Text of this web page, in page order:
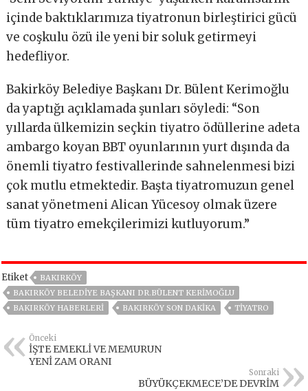
içinde baktıklarımıza tiyatronun birleştirici gücü
ve coşkulu özü ile yeni bir soluk getirmeyi
hedefliyor.
Bakirköy Belediye Başkanı Dr. Bülent Kerimoğlu
da yaptığı açıklamada şunları söyledi: “Son
yıllarda ülkemizin seçkin tiyatro ödüllerine adeta
ambargo koyan BBT oyunlarının yurt dışında da
önemli tiyatro festivallerinde sahnelenmesi bizi
çok mutlu etmektedir. Başta tiyatromuzun genel
sanat yönetmeni Alican Yücesoy olmak üzere
tüm tiyatro emekçilerimizi kutluyorum.”
Etiket
BAKIRKÖY
BAKIRKÖY BELEDIYE BAŞKANI DR.BÜLENT KERIMOĞLU
BAKIRKÖY HABERLERI
BAKIRKÖY SON DAKIKA TIYATRO
Önceki
İŞTE EMEKLİ VE MEMURUN
YENİ ZAM ORANI
Sonraki
BÜYÜKÇEKMECE’DE DEVRİM